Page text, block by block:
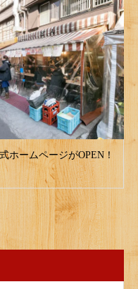
ホームページがOPEN！